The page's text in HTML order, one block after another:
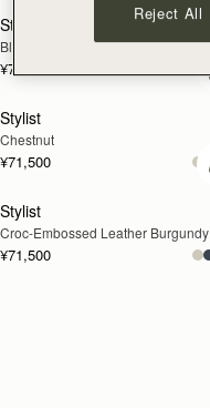
Stylist
Black
¥71,500
Stylist
Chestnut
¥71,500
Stylist
Croc-Embossed Leather Burgundy
¥71,500
Reject All